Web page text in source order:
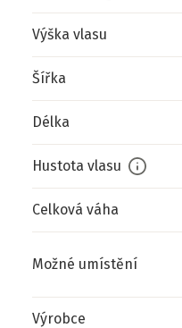
Výška vlasu
Šířka
Délka
Hustota vlasu
Celková váha
Možné umístění
Výrobce